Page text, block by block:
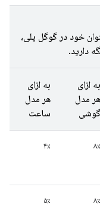
خود در گوگل پلی،
دارید.
به ازای
هر مدل
گوشی
به ازای
هر مدل
ساعت
۸٪ ۴٪
۸٪ ۵٪